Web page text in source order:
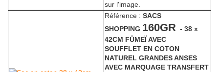
sur l'image.
Référence : SACS
SHOPPING 160GR - 38 x
42CM FÛMEÏ AVEC
SOUFFLET EN COTON
NATUREL GRANDES ANSES
AVEC MARQUAGE TRANSFERT